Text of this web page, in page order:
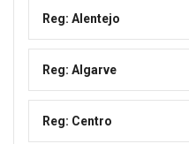
Reg: Alentejo
Reg: Algarve
Reg: Centro